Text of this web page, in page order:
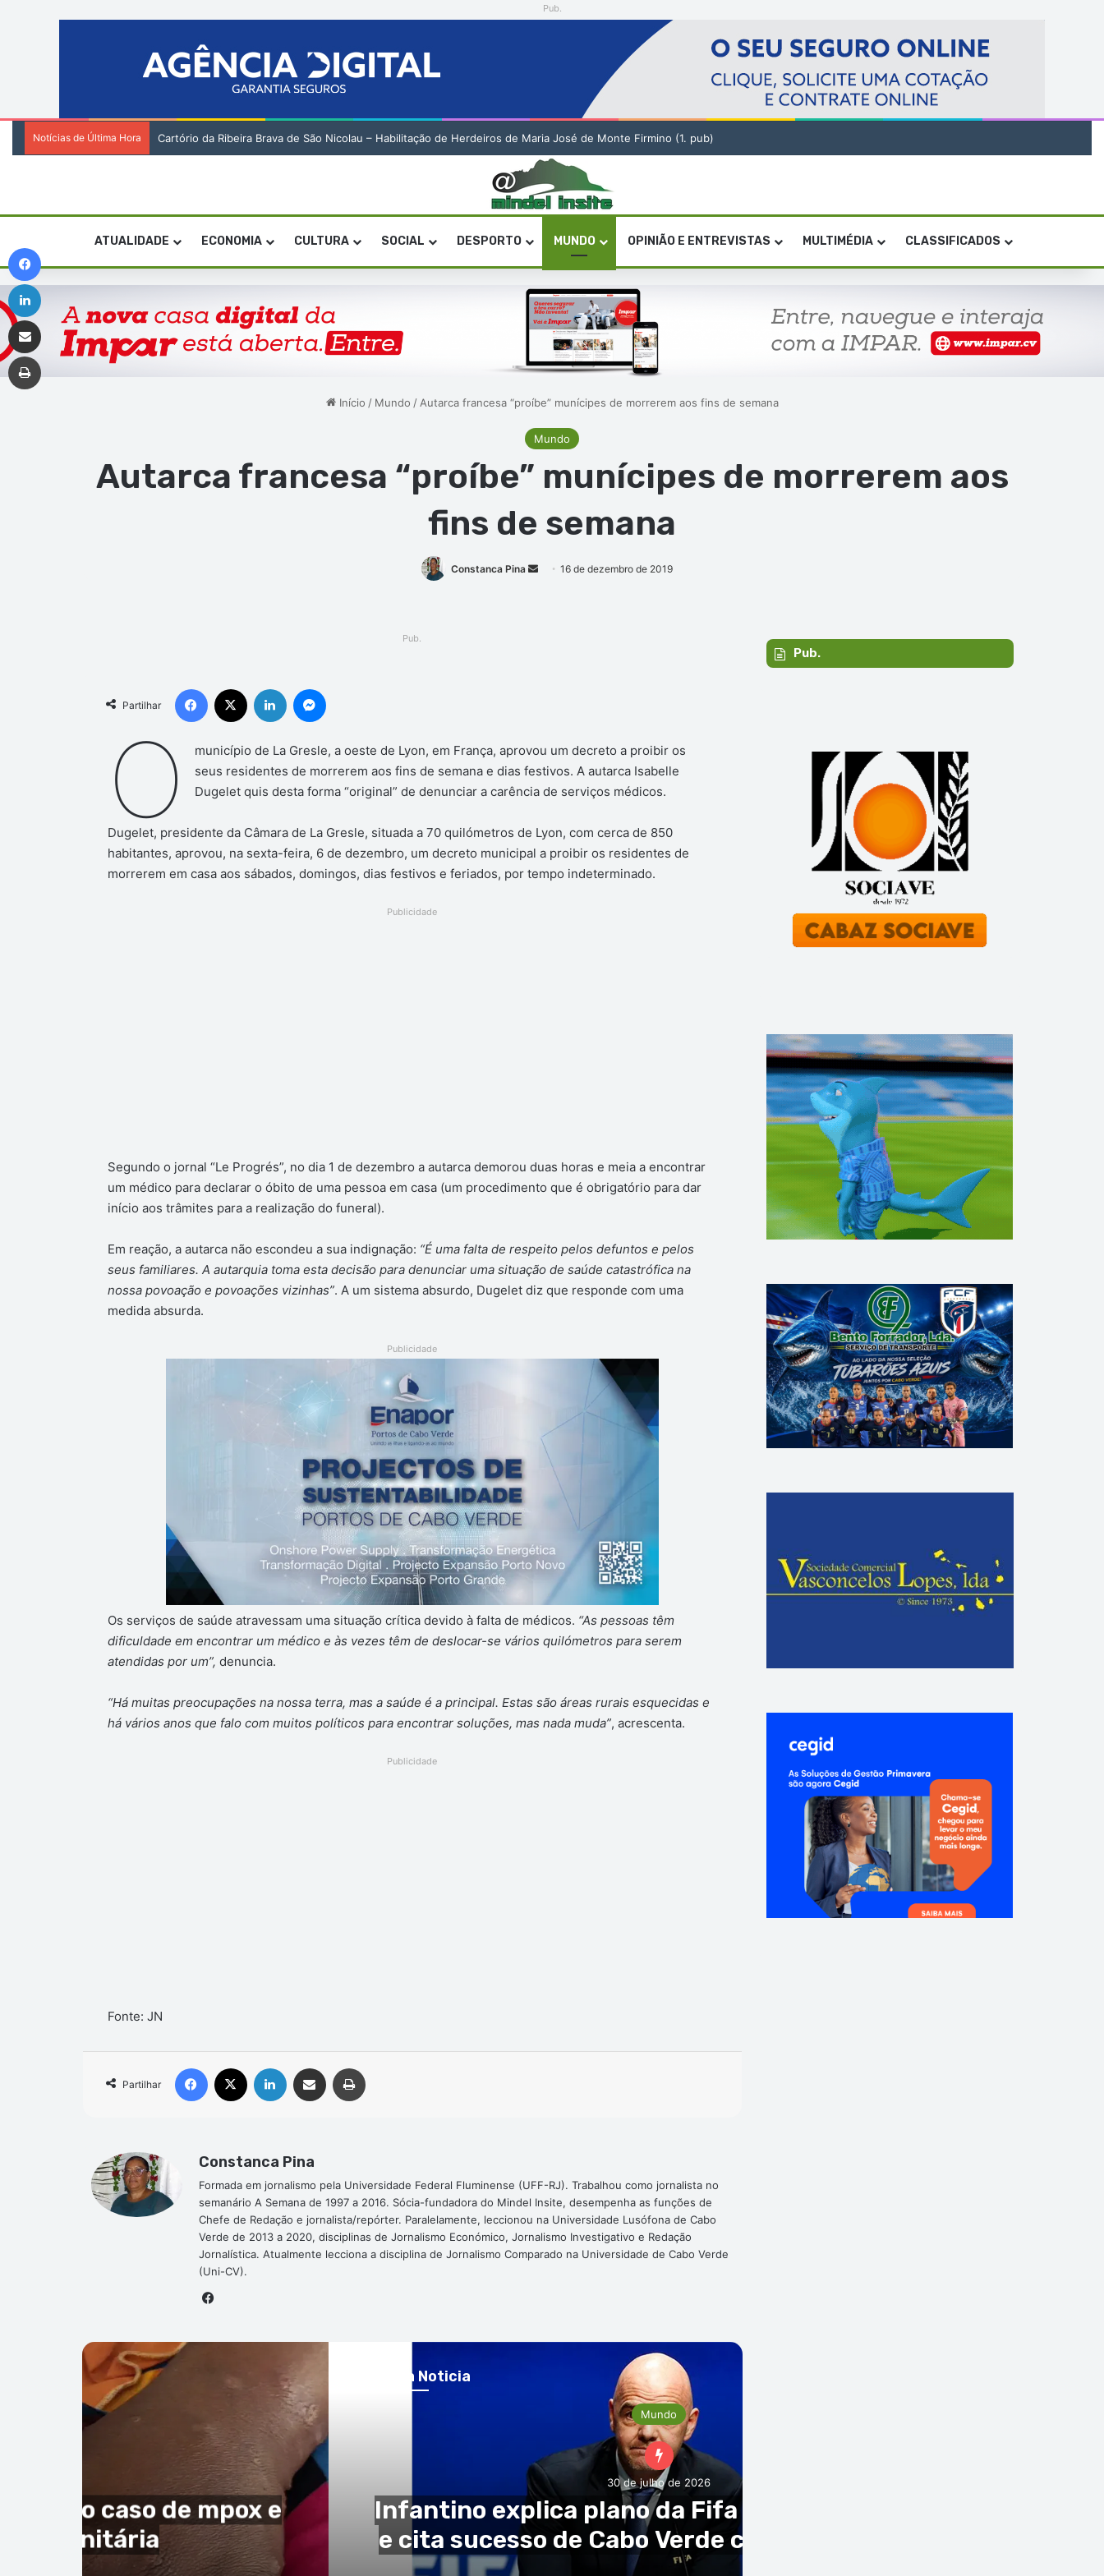
Pub.
Notícias de Última Hora Encenadora Zia Soares orienta residência artística em São Vicente
ATUALIDADE ECONOMIA CULTURA SOCIAL DESPORTO MUNDO OPINIÃO E ENTREVISTAS MULTIMÉDIA CLASSIFICADOS
Início / Mundo / Autarca francesa “proíbe” munícipes de morrerem aos fins de semana
Mundo
Autarca francesa “proíbe” munícipes de morrerem aos
fins de semana
Constanca Pina
Mande16 de dezembro de 2019
Pub.
Partilhar
Facebook Linkedin
O
município de La Gresle, a oeste de Lyon, em França, aprovou um decreto a proibir os
seus residentes de morrerem aos fins de semana e dias festivos. A autarca Isabelle
Dugelet quis desta forma “original” de denunciar a carência de serviços médicos.
Dugelet, presidente da Câmara de La Gresle, situada a 70 quilómetros de Lyon, com cerca de 850
habitantes, aprovou, na sexta-feira, 6 de dezembro, um decreto municipal a proibir os residentes de
morrerem em casa aos sábados, domingos, dias festivos e feriados, por tempo indeterminado.
Publicidade
Segundo o jornal “Le Progrés”, no dia 1 de dezembro a autarca demorou duas horas e meia a encontrar
um médico para declarar o óbito de uma pessoa em casa (um procedimento que é obrigatório para dar
início aos trâmites para a realização do funeral).
Em reação, a autarca não escondeu a sua indignação: “É uma falta de respeito pelos defuntos e pelos
seus familiares. A autarquia toma esta decisão para denunciar uma situação de saúde catastrófica na
nossa povoação e povoações vizinhas”. A um sistema absurdo, Dugelet diz que responde com uma
medida absurda.
Publicidade
Os serviços de saúde atravessam uma situação crítica devido à falta de médicos. “As pessoas têm
dificuldade em encontrar um médico e às vezes têm de deslocar-se vários quilómetros para serem
atendidas por um”, denuncia.
“Há muitas preocupações na nossa terra, mas a saúde é a principal. Estas são áreas rurais esquecidas e
há vários anos que falo com muitos políticos para encontrar soluções, mas nada muda”, acrescenta.
Publicidade
Fonte: JN
Partilhar
Facebook Linkedin Compartilhar via e-mail
Constanca Pina
Formada em jornalismo pela Universidade Federal Fluminense (UFF-RJ). Trabalhou como jornalista no
semanário A Semana de 1997 a 2016. Sócia-fundadora do Mindel Insite, desempenha as funções de
Chefe de Redação e jornalista/repórter. Paralelamente, leccionou na Universidade Lusófona de Cabo
Verde de 2013 a 2020, disciplinas de Jornalismo Económico, Jornalismo Investigativo e Redação
Jornalística. Atualmente lecciona a disciplina de Jornalismo Comparado na Universidade de Cabo Verde
(Uni-CV).
Próxima Noticia
Fifa de ‘vender’ Copa
como argumento
Pub.
Linkedin
Imprimir